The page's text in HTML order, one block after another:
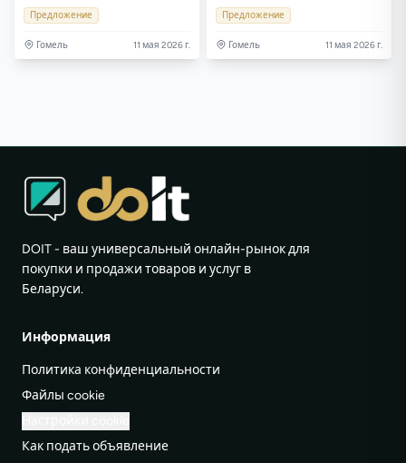
Предложение
Гомель 11 мая 2026 г.
Предложение
Гомель 11 мая 2026 г.
DOIT - ваш универсальный онлайн-рынок для
покупки и продажи товаров и услуг в
Беларуси.
Информация
Политика конфиденциальности
Файлы cookie
Как подать объявление